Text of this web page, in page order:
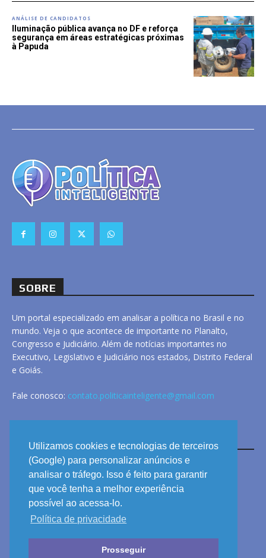
Utilizamos cookies e tecnologias de terceiros
(Google) para personalizar anúncios e
analisar o tráfego. Isso é feito para garantir
que você tenha a melhor experiência
possível ao acessa-lo.
Política de privacidade
Prosseguir
ANÁLISE DE CANDIDATOS
Iluminação pública avança no DF e reforça
segurança em áreas estratégicas próximas
à Papuda
SOBRE
Um portal especializado em analisar a política no Brasil e no
mundo. Veja o que acontece de importante no Planalto,
Congresso e Judiciário. Além de notícias importantes no
Executivo, Legislativo e Judiciário nos estados, Distrito Federal
e Goiás.
Fale conosco: contato.politicainteligente@gmail.com
LINKS
ANUNCIE
PRIVACIDADE
CONTATO